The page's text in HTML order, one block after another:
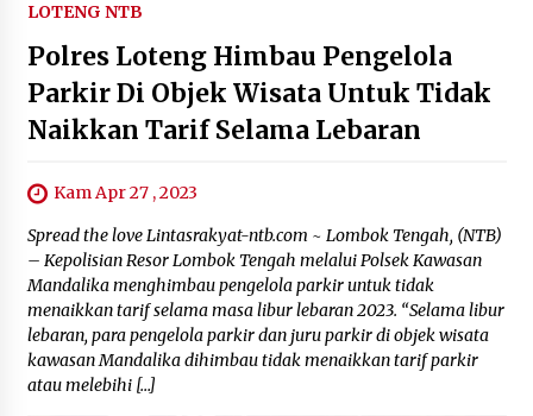
LOTENG NTB
Polres Loteng Himbau Pengelola
Parkir Di Objek Wisata Untuk Tidak
Naikkan Tarif Selama Lebaran
Kam Apr 27 , 2023
Spread the love Lintasrakyat-ntb.com ~ Lombok Tengah, (NTB)
– Kepolisian Resor Lombok Tengah melalui Polsek Kawasan
Mandalika menghimbau pengelola parkir untuk tidak
menaikkan tarif selama masa libur lebaran 2023. “Selama libur
lebaran, para pengelola parkir dan juru parkir di objek wisata
kawasan Mandalika dihimbau tidak menaikkan tarif parkir
atau melebihi […]